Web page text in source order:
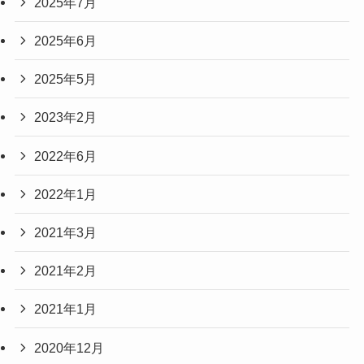
2025年6月
2025年5月
2023年2月
2022年6月
2022年1月
2021年3月
2021年2月
2021年1月
2020年12月